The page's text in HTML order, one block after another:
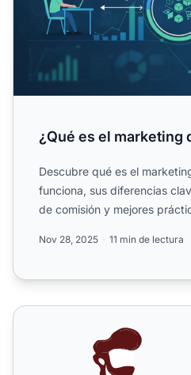
¿Qué es el marketing
Descubre qué es el
funciona, sus diferencias
de comisión y mejores
Nov 28, 2025 11 min de lectura
Cómo utilizar el marketing de